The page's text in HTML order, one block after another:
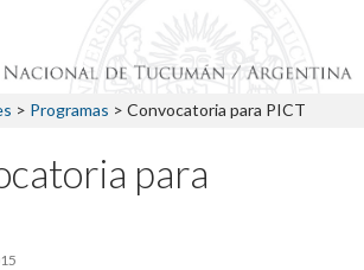
> Programas > Convocatoria para PICT
para